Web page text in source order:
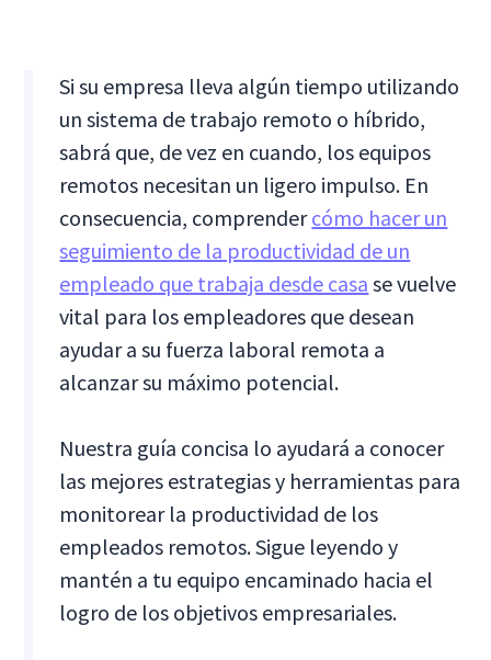
Si su empresa lleva algún tiempo utilizando
un sistema de trabajo remoto o híbrido,
sabrá que, de vez en cuando, los equipos
remotos necesitan un ligero impulso. En
consecuencia, comprendercómo hacer un
seguimiento de la productividad de un
empleado que trabaja desde casa se vuelve
vital para los empleadores que desean
ayudar a su fuerza laboral remota a
alcanzar su máximo potencial.
Nuestra guía concisa lo ayudará a conocer
las mejores estrategias y herramientas para
monitorear la productividad de los
empleados remotos. Sigue leyendo y
mantén a tu equipo encaminado hacia el
logro de los objetivos empresariales.